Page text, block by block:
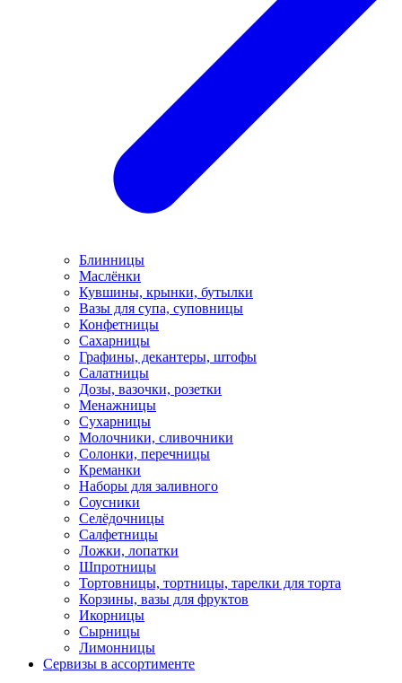
Блинницы
Маслёнки
Кувшины, крынки, бутылки
Вазы для супа, суповницы
Конфетницы
Сахарницы
Графины, декантеры, штофы
Салатницы
Дозы, вазочки, розетки
Менажницы
Сухарницы
Молочники, сливочники
Солонки, перечницы
Креманки
Наборы для заливного
Соусники
Селёдочницы
Салфетницы
Ложки, лопатки
Шпротницы
Тортовницы, тортницы, тарелки для торта
Корзины, вазы для фруктов
Икорницы
Сырницы
Лимонницы
Сервизы в ассортименте